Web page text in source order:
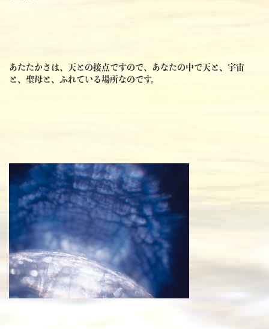
あたたかさは、天との接点ですので、あなたの中で天と、宇宙
と、聖母と、ふれている場所なのです。